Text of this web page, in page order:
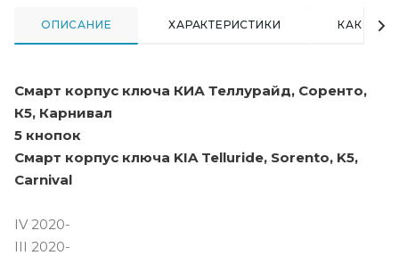
ОПИСАНИЕ ХАРАКТЕРИСТИКИ КАК
Смарт корпус ключа КИА Теллурайд, Соренто,
К5, Карнивал
5 кнопок
Смарт корпус ключа KIA Telluride, Sorento, K5,
Carnival
IV 2020-
III 2020-